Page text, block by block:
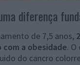
diferença
de 7,5 anos,
a obesidade.
do cancro